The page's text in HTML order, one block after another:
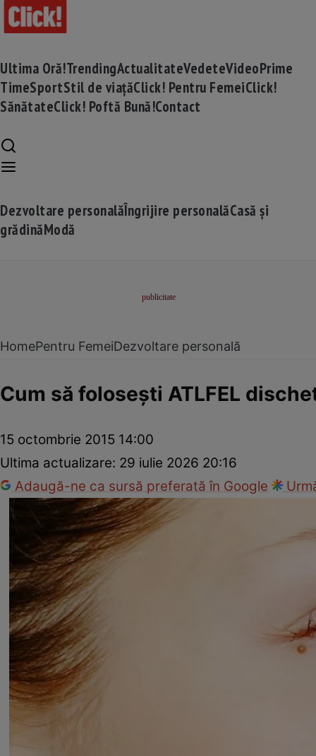
Ultima Oră!TrendingActualitateVedeteVideoPrime
TimeSportStil de viațăClick! Pentru FemeiClick!
SănătateClick! Poftă Bună!Contact
Dezvoltare personalăÎngrijire personalăCasă și
grădinăModă
HomePentru FemeiDezvoltare personală
Cum să foloseşti ATLFEL
15 octombrie 2015 14:00
Ultima actualizare: 29 iulie 2026 20:16
Adaugă-ne ca sursă preferată în Google